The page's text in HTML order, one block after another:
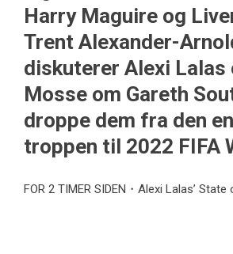
Harry Maguire og
Trent Alexander-
diskuterer Alexi Lalas
Mosse om Gareth
droppe dem fra den
troppen til 2022 FIFA
FOR 2 TIMER SIDEN・Alexi Lalas’